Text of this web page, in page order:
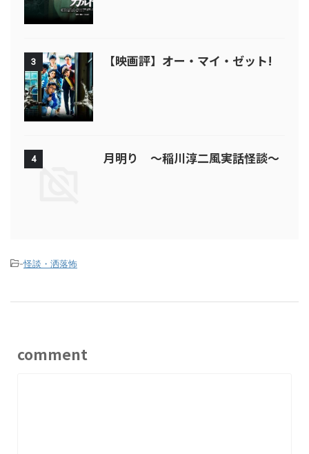
3 【映画評】オー・マイ・ゼット!
4 月明り ～稲川淳二風実話怪談～
-怪談・洒落怖
comment